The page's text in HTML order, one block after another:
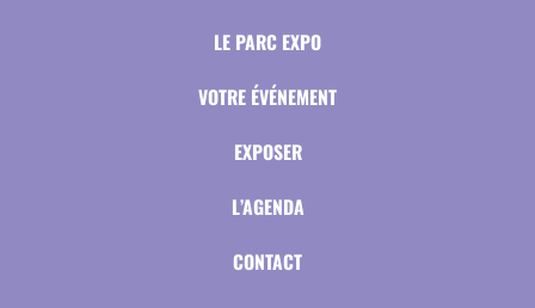
LE PARC EXPO
VOTRE ÉVÉNEMENT
EXPOSER
L’AGENDA
CONTACT